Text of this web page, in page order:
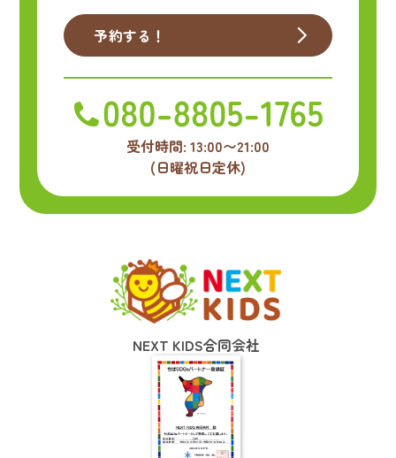
予約する！
受付時間: 13:00〜21:00
(日曜祝日定休)
NEXT KIDS合同会社